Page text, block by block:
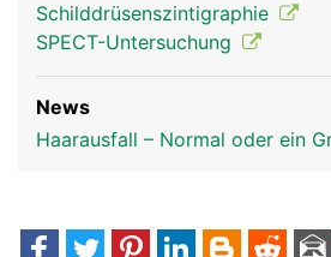
Schilddrüsenszintigraphie
SPECT-Untersuchung
News
Haarausfall – Normal oder ein